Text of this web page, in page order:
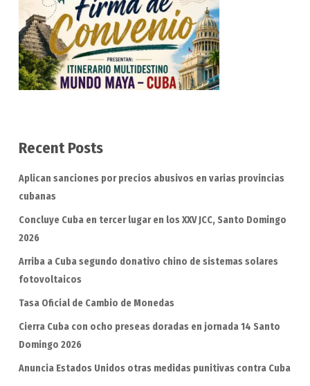
Recent Posts
Aplican sanciones por precios abusivos en varias provincias
cubanas
Concluye Cuba en tercer lugar en los XXV JCC, Santo Domingo
2026
Arriba a Cuba segundo donativo chino de sistemas solares
fotovoltaicos
Tasa Oficial de Cambio de Monedas
Cierra Cuba con ocho preseas doradas en jornada 14 Santo
Domingo 2026
Anuncia Estados Unidos otras medidas punitivas contra Cuba